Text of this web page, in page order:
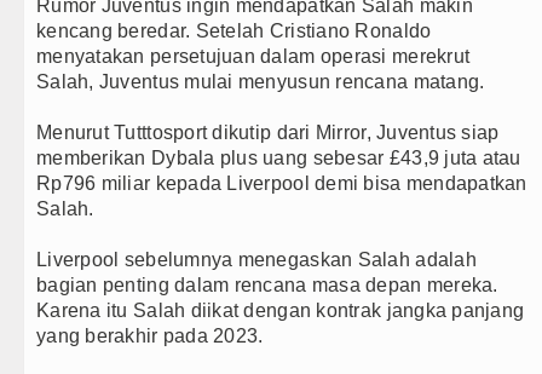
Wali Kota Medan Dikukuhkan Jadi Duta
Sebut LSL Pengidap HIV/AIDS di Jawa Barat
Arsenal Dibungkam Real Betis pada Laga
Chelsea Tumbang Ditekuk Juventus pada Laga
Bayern Munich vs Aston Villa Laga
Komisi D DPRDSU Ikut Gubsu Bobby Nasution
Rumor Juventus ingin mendapatkan Salah makin
kencang beredar. Setelah Cristiano Ronaldo
menyatakan persetujuan dalam operasi merekrut
Salah, Juventus mulai menyusun rencana matang.
Menurut Tutttosport dikutip dari Mirror, Juventus siap
memberikan Dybala plus uang sebesar £43,9 juta atau
Rp796 miliar kepada Liverpool demi bisa mendapatkan
Salah.
Liverpool sebelumnya menegaskan Salah adalah
bagian penting dalam rencana masa depan mereka.
Karena itu Salah diikat dengan kontrak jangka panjang
yang berakhir pada 2023.